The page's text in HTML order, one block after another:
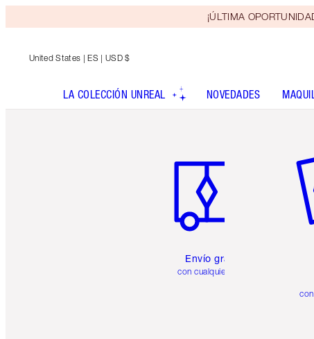
¡ÚLTIMA
United States | ES | USD $
LA COLECCIÓN UNREAL NOVEDADES
Envío gratuito
con cualquier pedido